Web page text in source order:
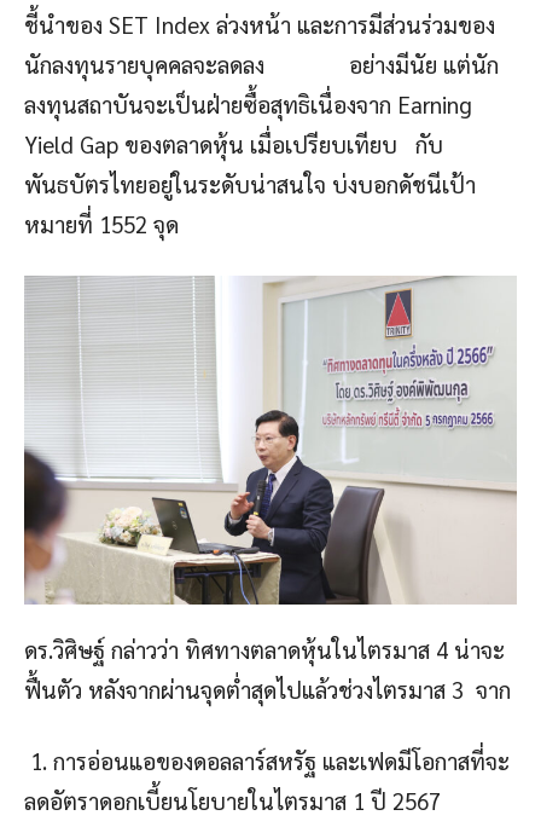
ชี้นำของ SET Index ล่วงหน้า และการมีส่วนร่วมของ
นักลงทุนรายบุคคลจะลดลง อย่างมีนัย แต่นัก
ลงทุนสถาบันจะเป็นฝ่ายซื้อสุทธิเนื่องจาก Earning
Yield Gap ของตลาดหุ้น เมื่อเปรียบเทียบ กับ
พันธบัตรไทยอยู่ในระดับน่าสนใจ บ่งบอกดัชนีเป้า
หมายที่ 1552 จุด
ดร.วิศิษฐ์ กล่าวว่า ทิศทางตลาดหุ้นในไตรมาส 4 น่าจะ
ฟื้นตัว หลังจากผ่านจุดต่ำสุดไปแล้วช่วงไตรมาส 3 จาก
1. การอ่อนแอของดอลลาร์สหรัฐ และเฟดมีโอกาสที่จะ
ลดอัตราดอกเบี้ยนโยบายในไตรมาส 1 ปี 2567